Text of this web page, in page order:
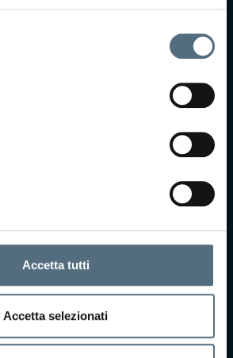
Accetta tutti
Accetta selezionati
casella, acconsento i
sensi dell'art. 13 del
GDPRLeggi
l'informativa privacy
Acconsento al